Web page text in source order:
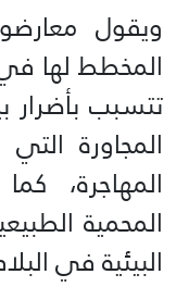
ويقول
المخطط لها
تتسبب بأضرار
المجاورة
المهاجرة،
المحمية
البيئية في